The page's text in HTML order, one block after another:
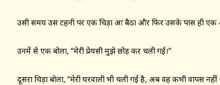
उसी समय उस टहनी पर एक चिड़ा आ बैठा और फिर उसके पास ही एक
उनमें से एक बोला, “मेरी प्रेयसी मुझे छोड़ कर चली गई।”
दूसरा चिड़ा बोला, “मेरी घरवाली भी चली गई है, अब वह कभी वापस